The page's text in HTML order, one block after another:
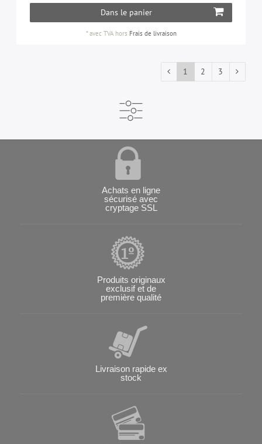
Dans le panier
*avec TVAhors Frais de livraison
1 2 3
Achats en ligne
sécurisé avec
cryptage SSL
Produits originaux
exclusif et de
première qualité
Livraison rapide ex
stock